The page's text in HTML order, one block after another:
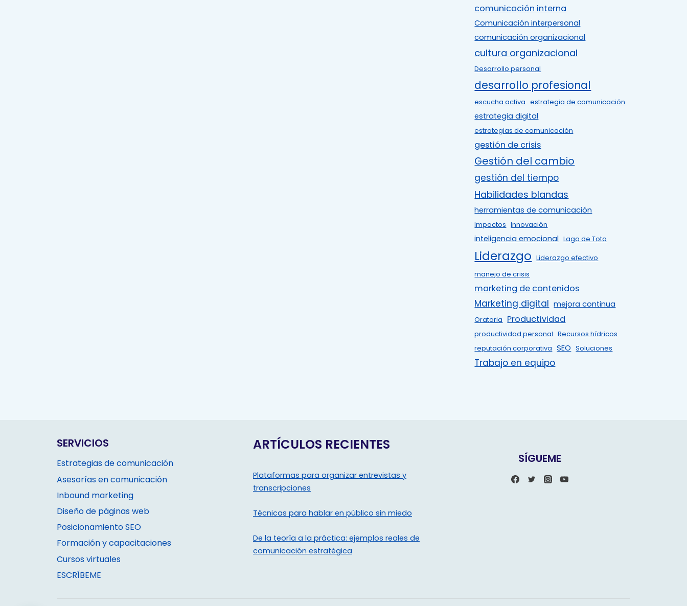
comunicación interna
Comunicación interpersonal
comunicación organizacional
cultura organizacional
Desarrollo personal
desarrollo profesional
escucha activa estrategia de comunicación
estrategia digital
estrategias de comunicación
gestión de crisis
Gestión del cambio
gestión del tiempo
Habilidades blandas
herramientas de comunicación
Impactos Innovación
inteligencia emocional Lago de Tota
Liderazgo Liderazgo efectivo
manejo de crisis
marketing de contenidos
Marketing digital mejora continua
Oratoria Productividad
productividad personal Recursos hídricos
reputación corporativa SEO Soluciones
Trabajo en equipo
SERVICIOS
Estrategias de comunicación
Asesorías en comunicación
Inbound marketing
Diseño de páginas web
Posicionamiento SEO
Formación y capacitaciones
Cursos virtuales
ESCRÍBEME
ARTÍCULOS RECIENTES
Plataformas para organizar entrevistas y
transcripciones
Técnicas para hablar en público sin miedo
De la teoría a la práctica: ejemplos reales de
comunicación estratégica
SÍGUEME